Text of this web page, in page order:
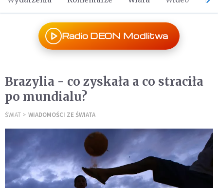
Radio DEON Modlitwa
Brazylia - co zyskała a co straciła
po mundialu?
ŚWIAT WIADOMOŚCI ZE ŚWIATA